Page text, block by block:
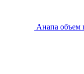
Анапа объем